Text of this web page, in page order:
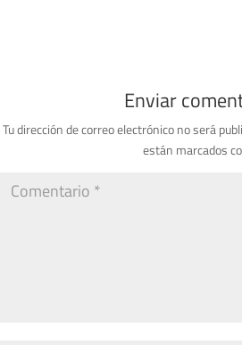
Enviar
Tu dirección de correo electrónico no será
están marcados